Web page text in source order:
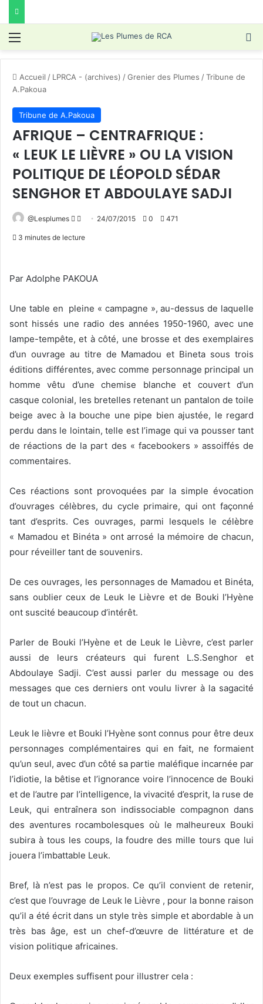
Menu
Accueil / LPRCA - (archives) /Grenier des Plumes /Tribune de
A.Pakoua
Tribune de A.Pakoua
AFRIQUE – CENTRAFRIQUE :
« LEUK LE LIÈVRE » OU LA VISION
POLITIQUE DE LÉOPOLD SÉDAR
SENGHOR ET ABDOULAYE SADJI
@Lesplumes
Follow
Envoyer24/07/2015 0 471
3 minutes de lecture
Par Adolphe PAKOUA
Une table en pleine « campagne », au-dessus de laquelle
sont hissés une radio des années 1950-1960, avec une
lampe-tempête, et à côté, une brosse et des exemplaires
d’un ouvrage au titre de Mamadou et Bineta sous trois
éditions différentes, avec comme personnage principal un
homme vêtu d’une chemise blanche et couvert d’un
casque colonial, les bretelles retenant un pantalon de toile
beige avec à la bouche une pipe bien ajustée, le regard
perdu dans le lointain, telle est l’image qui va pousser tant
de réactions de la part des « facebookers » assoiffés de
commentaires.
Ces réactions sont provoquées par la simple évocation
d’ouvrages célèbres, du cycle primaire, qui ont façonné
tant d’esprits. Ces ouvrages, parmi lesquels le célèbre
« Mamadou et Binéta » ont arrosé la mémoire de chacun,
pour réveiller tant de souvenirs.
De ces ouvrages, les personnages de Mamadou et Binéta,
sans oublier ceux de Leuk le Lièvre et de Bouki l’Hyène
ont suscité beaucoup d’intérêt.
Parler de Bouki l’Hyène et de Leuk le Lièvre, c’est parler
aussi de leurs créateurs qui furent L.S.Senghor et
Abdoulaye Sadji. C’est aussi parler du message ou des
messages que ces derniers ont voulu livrer à la sagacité
de tout un chacun.
Leuk le lièvre et Bouki l’Hyène sont connus pour être deux
personnages complémentaires qui en fait, ne formaient
qu’un seul, avec d’un côté sa partie maléfique incarnée par
l’idiotie, la bêtise et l’ignorance voire l’innocence de Bouki
et de l’autre par l’intelligence, la vivacité d’esprit, la ruse de
Leuk, qui entraînera son indissociable compagnon dans
des aventures rocambolesques où le malheureux Bouki
subira à tous les coups, la foudre des mille tours que lui
jouera l’imbattable Leuk.
Bref, là n’est pas le propos. Ce qu’il convient de retenir,
c’est que l’ouvrage de Leuk le Lièvre , pour la bonne raison
qu’il a été écrit dans un style très simple et abordable à un
très bas âge, est un chef-d’œuvre de littérature et de
vision politique africaines.
Deux exemples suffisent pour illustrer cela :